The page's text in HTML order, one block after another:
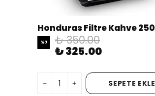
%7 ₺ 350.00
₺ 325.00
SEPETE EKLE